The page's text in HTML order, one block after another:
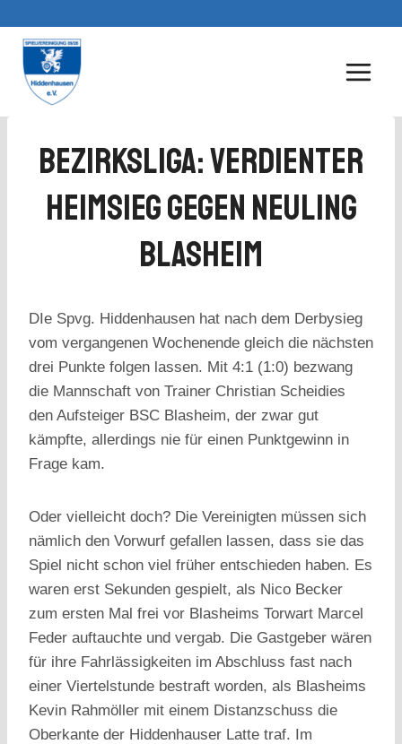
Inhalt
springen
Bezirksliga: Verdienter
Heimsieg Gegen Neuling
Blasheim
DIe Spvg. Hiddenhausen hat nach dem Derbysieg
vom vergangenen Wochenende gleich die nächsten
drei Punkte folgen lassen. Mit 4:1 (1:0) bezwang
die Mannschaft von Trainer Christian Scheidies
den Aufsteiger BSC Blasheim, der zwar gut
kämpfte, allerdings nie für einen Punktgewinn in
Frage kam.
Oder vielleicht doch? Die Vereinigten müssen sich
nämlich den Vorwurf gefallen lassen, dass sie das
Spiel nicht schon viel früher entschieden haben. Es
waren erst Sekunden gespielt, als Nico Becker
zum ersten Mal frei vor Blasheims Torwart Marcel
Feder auftauchte und vergab. Die Gastgeber wären
für ihre Fahrlässigkeiten im Abschluss fast nach
einer Viertelstunde bestraft worden, als Blasheims
Kevin Rahmöller mit einem Distanzschuss die
Oberkante der Hiddenhauser Latte traf. Im